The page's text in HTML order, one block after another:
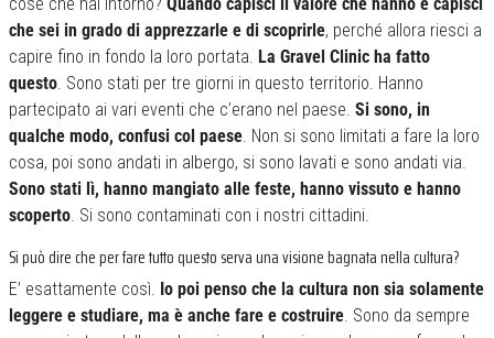
che sei in grado di apprezzarle e di scoprirle, perché allora riesci a
capire fino in fondo la loro portata. La Gravel Clinic ha fatto
questo. Sono stati per tre giorni in questo territorio. Hanno
partecipato ai vari eventi che c’erano nel paese. Si sono, in
qualche modo, confusi col paese. Non si sono limitati a fare la loro
cosa, poi sono andati in albergo, si sono lavati e sono andati via.
Sono stati lì, hanno mangiato alle feste, hanno vissuto e hanno
scoperto. Si sono contaminati con i nostri cittadini.
Si può dire che per fare tutto questo serva una visione bagnata nella cultura?
E’ esattamente così. Io poi penso che la cultura non sia solamente
leggere e studiare, ma è anche fare e costruire. Sono da sempre